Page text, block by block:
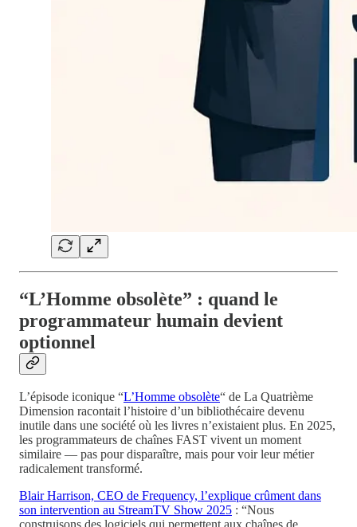
“L’Homme obsolète” : quand le
programmateur humain devient
optionnel
L’épisode iconique “L’Homme obsolète“ de La Quatrième
Dimension racontait l’histoire d’un bibliothécaire devenu
inutile dans une société où les livres n’existaient plus. En 2025,
les programmateurs de chaînes FAST vivent un moment
similaire — pas pour disparaître, mais pour voir leur métier
radicalement transformé.
Blair Harrison, CEO de Frequency, l’explique crûment dans
son intervention au StreamTV Show 2025 : “Nous